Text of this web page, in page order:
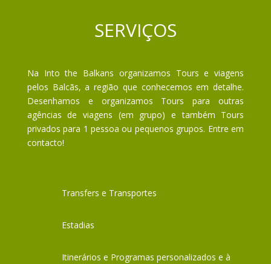
SERVIÇOS
Na Into the Balkans organizamos Tours e viagens
pelos Balcãs, a região que conhecemos em detalhe.
Desenhamos e organizamos Tours para outras
agências de viagens (em grupo) e também Tours
privados para 1 pessoa ou pequenos grupos. Entre em
contacto!
Transfers e Transportes
Estadias
Itinerários e Programas personalizados e à